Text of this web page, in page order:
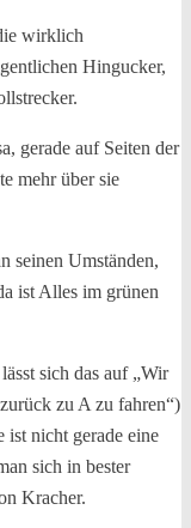
wirklich
Hingucker,
gerade auf Seiten der
mehr über sie
seinen Umständen,
ist Alles im grünen
sich das auf „Wir
zu A zu fahren“)
nicht gerade eine
sich in bester
Kracher.